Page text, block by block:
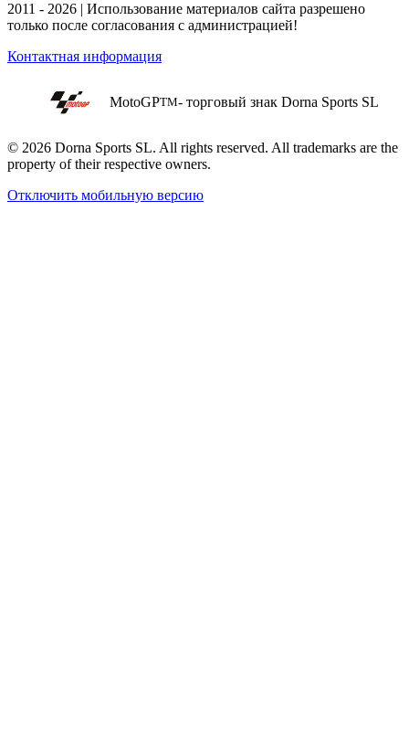
2011 - 2026 | Использование материалов сайта разрешено
только после согласования с администрацией!
Контактная информация
MotoGPTM- торговый знак Dorna Sports SL
© 2026 Dorna Sports SL. All rights reserved. All trademarks are the
property of their respective owners.
Отключить мобильную версию